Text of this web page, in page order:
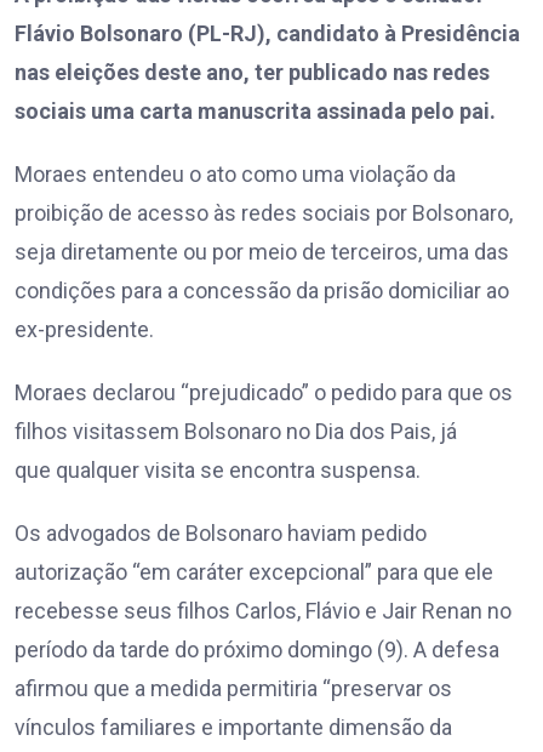
Flávio Bolsonaro (PL-RJ), candidato à Presidência
nas eleições deste ano, ter publicado nas redes
sociais uma carta manuscrita assinada pelo pai.
Moraes entendeu o ato como uma violação da
proibição de acesso às redes sociais por Bolsonaro,
seja diretamente ou por meio de terceiros, uma das
condições para a concessão da prisão domiciliar ao
ex-presidente.
Moraes declarou “prejudicado” o pedido para que os
filhos visitassem Bolsonaro no Dia dos Pais, já
que qualquer visita se encontra suspensa.
Os advogados de Bolsonaro haviam pedido
autorização “em caráter excepcional” para que ele
recebesse seus filhos Carlos, Flávio e Jair Renan no
período da tarde do próximo domingo (9). A defesa
afirmou que a medida permitiria “preservar os
vínculos familiares e importante dimensão da